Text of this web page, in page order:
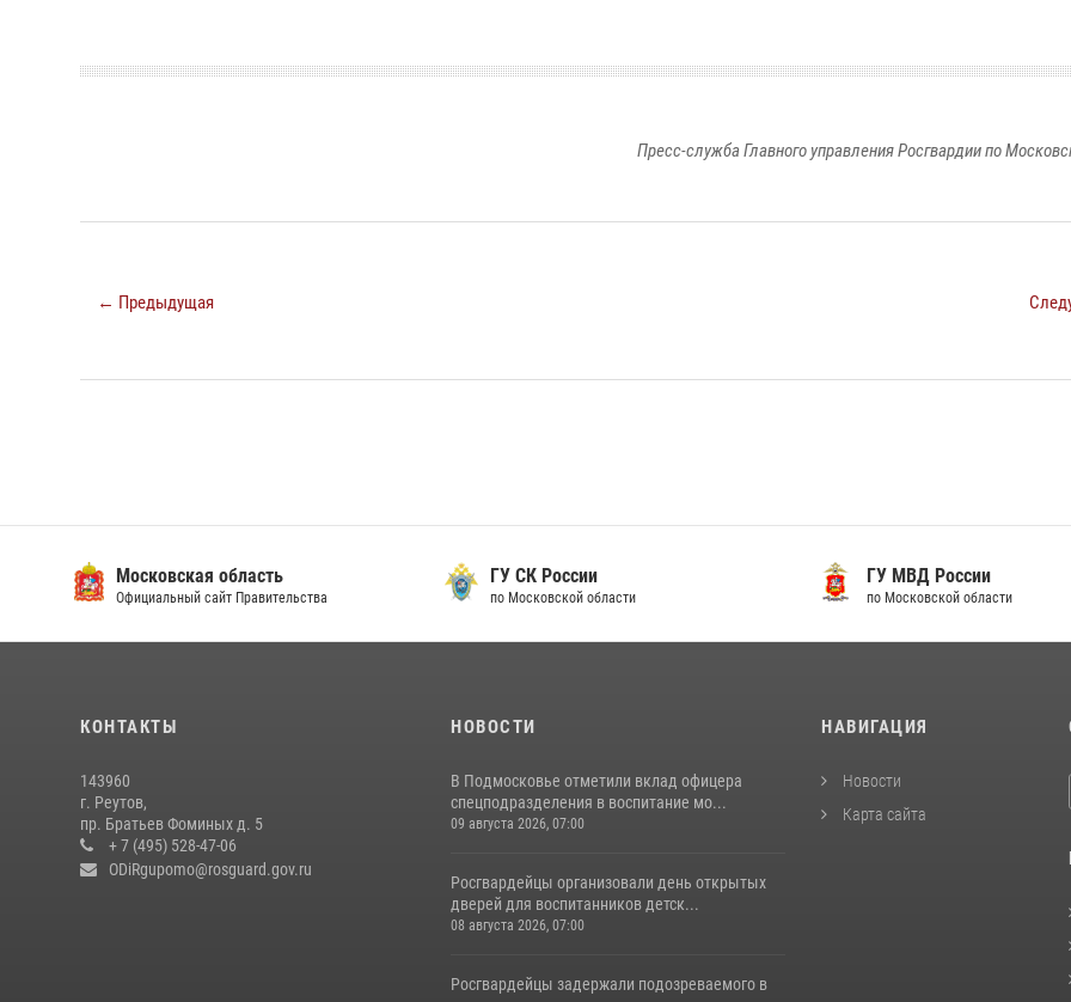
Пресс-служба Главного управления Росгвардии по
← Предыдущая
Московская область
Официальный сайт Правительства
ГУ СК России
по Московской области
ГУ МВД России
по Московской области
КОНТАКТЫ
143960
г. Реутов,
пр. Братьев Фоминых д. 5
+ 7 (495) 528-47-06
ODiRgupomo@rosguard.gov.ru
НОВОСТИ
В Подмосковье отметили вклад офицера
спецподразделения в воспитание мо...
09 августа 2026, 07:00
Росгвардейцы организовали день открытых
дверей для воспитанников детск...
08 августа 2026, 07:00
Росгвардейцы задержали подозреваемого в
НАВИГАЦИЯ
Новости
Карта сайта